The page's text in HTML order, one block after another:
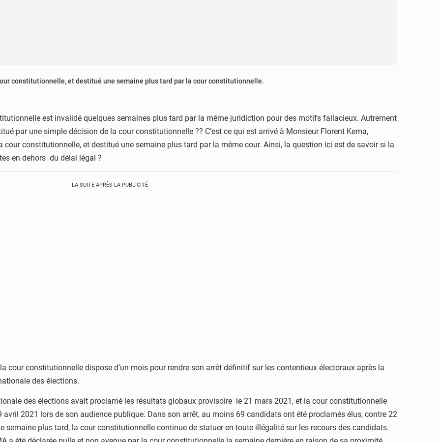
constitutionnelle, et destitué une semaine plus tard par la cour constitutionnelle.
est invalidé quelques semaines plus tard par la même juridiction pour des motifs fallacieux. Autrement
par une simple décision de la cour constitutionnelle ?? C’est ce qui est arrivé à Monsieur Florent Kema,
constitutionnelle, et destitué une semaine plus tard par la même cour. Ainsi, la question ici est de savoir si la
en dehors du délai légal ?
LA SUITE APRÈS LA PUBLICITÉ
cour constitutionnelle dispose d’un mois pour rendre son arrêt définitif sur les contentieux électoraux après la
des élections.
des élections avait proclamé les résultats globaux provisoire le 21 mars 2021, et la cour constitutionnelle
2021 lors de son audience publique. Dans son arrêt, au moins 69 candidats ont été proclamés élus, contre 22
semaine plus tard, la cour constitutionnelle continue de statuer en toute illégalité sur les recours des candidats.